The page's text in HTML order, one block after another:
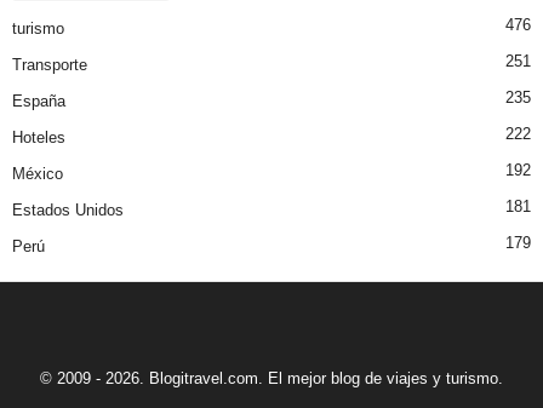
turismo 476
Transporte 251
España 235
Hoteles 222
México 192
Estados Unidos 181
Perú 179
© 2009 - 2026. Blogitravel.com. El mejor blog de viajes y turismo.